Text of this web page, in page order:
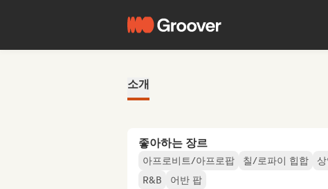
소개
좋아하는 장르
아프로비트/아프로팝 칠/로파이 힙합
R&B
어반 팝